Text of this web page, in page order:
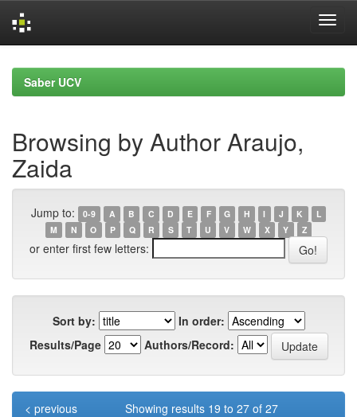
navigationSaber UCV
Browsing by Author Araujo,
Zaida
Jump to: 0-9 A B C D E F G H I J K
L
M
N O P Q R S T U V W X Y Z
or enter first few letters:
Sort by:
In order:
Results/Page
Authors/Record:
Showing results 19 to 27 of 27
< previous